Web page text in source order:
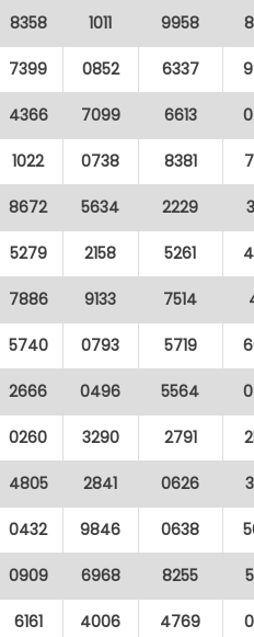
8358 1011 9958
7399 0852 6337
4366 7099 6613
1022 0738 8381
8672 5634 2229
5279 2158 5261
7886 9133 7514
5740 0793 5719
2666 0496 5564
0260 3290 2791
4805 2841 0626
0432 9846 0638
0909 6968 8255
6161 4006 4769